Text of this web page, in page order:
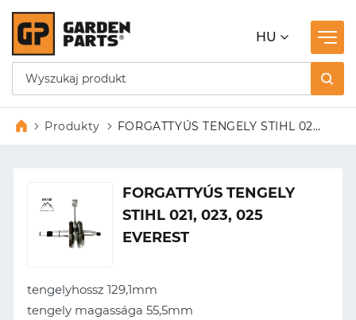
HU
Produkty
FORGATTYÚS TENGELY STIHL 021,
FORGATTYÚS TENGELY
STIHL 021, 023, 025
EVEREST
tengelyhossz 129,1mm
tengely magassága 55,5mm